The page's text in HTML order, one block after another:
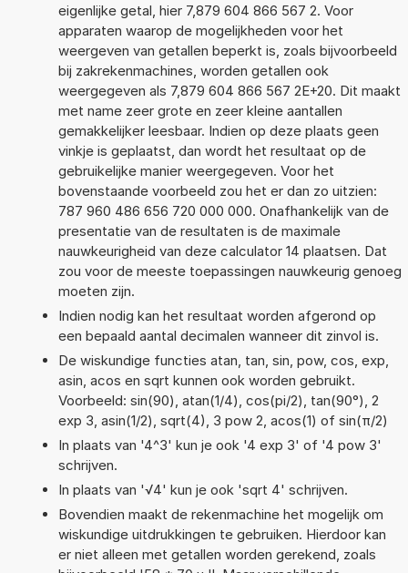
eigenlijke getal, hier 7,879 604 866 567 2. Voor
apparaten waarop de mogelijkheden voor het
weergeven van getallen beperkt is, zoals bijvoorbeeld
bij zakrekenmachines, worden getallen ook
weergegeven als 7,879 604 866 567 2E+20. Dit maakt
met name zeer grote en zeer kleine aantallen
gemakkelijker leesbaar. Indien op deze plaats geen
vinkje is geplaatst, dan wordt het resultaat op de
gebruikelijke manier weergegeven. Voor het
bovenstaande voorbeeld zou het er dan zo uitzien:
787 960 486 656 720 000 000. Onafhankelijk van de
presentatie van de resultaten is de maximale
nauwkeurigheid van deze calculator 14 plaatsen. Dat
zou voor de meeste toepassingen nauwkeurig genoeg
moeten zijn.
Indien nodig kan het resultaat worden afgerond op
een bepaald aantal decimalen wanneer dit zinvol is.
De wiskundige functies atan, tan, sin, pow, cos, exp,
asin, acos en sqrt kunnen ook worden gebruikt.
Voorbeeld: sin(90), atan(1/4), cos(pi/2), tan(90°), 2
exp 3, asin(1/2), sqrt(4), 3 pow 2, acos(1) of sin(π/2)
In plaats van '4^3' kun je ook '4 exp 3' of '4 pow 3'
schrijven.
In plaats van '√4' kun je ook 'sqrt 4' schrijven.
Bovendien maakt de rekenmachine het mogelijk om
wiskundige uitdrukkingen te gebruiken. Hierdoor kan
er niet alleen met getallen worden gerekend, zoals